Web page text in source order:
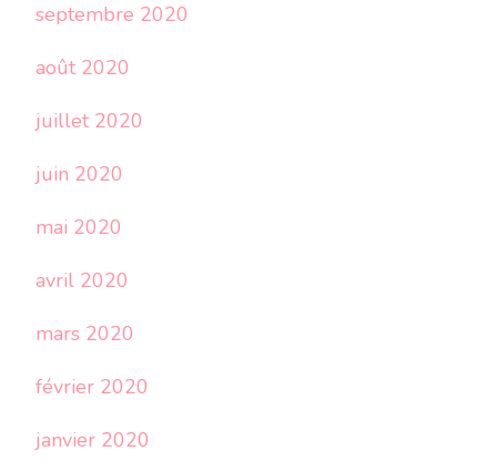
septembre 2020
août 2020
juillet 2020
juin 2020
mai 2020
avril 2020
mars 2020
février 2020
janvier 2020